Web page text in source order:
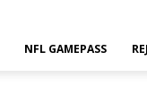
NFL GAMEPASS